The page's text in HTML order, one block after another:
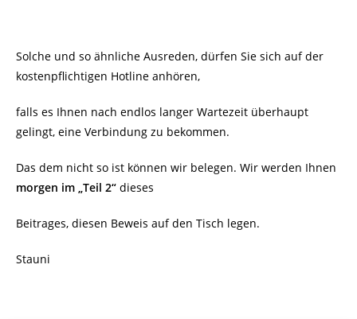
Solche und so ähnliche Ausreden, dürfen Sie sich auf der
kostenpflichtigen Hotline anhören,
falls es Ihnen nach endlos langer Wartezeit überhaupt
gelingt, eine Verbindung zu bekommen.
Das dem nicht so ist können wir belegen. Wir werden Ihnen
morgen im „Teil 2“ dieses
Beitrages, diesen Beweis auf den Tisch legen.
Stauni